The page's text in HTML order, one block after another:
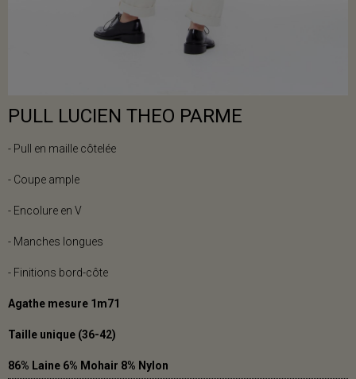
PULL LUCIEN THEO PARME
- Pull en maille côtelée
- Coupe ample
- Encolure en V
- Manches longues
- Finitions bord-côte
Agathe mesure 1m71
Taille unique (36-42)
86% Laine 6% Mohair 8% Nylon